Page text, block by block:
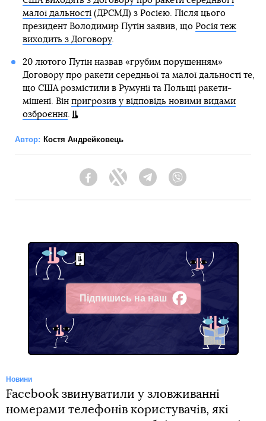
малої дальності(ДРСМД) з Росією. Після цього
президент Володимир Путін заявив, що Росія теж
виходить з Договору.
20 лютого Путін назвав «грубим порушенням»
Договору про ракети середньої та малої дальності те,
що США розмістили в Румунії та Польщі ракети-
мішені. Він пригрозив у відповідь новими видами
озброєння.
Автор: Костя Андрейковець
FacebookTwitter Telegram
Підпишись на наш
Facebook
Новини
Facebook звинуватили у зловживанні
номерами телефонів користувачів, які